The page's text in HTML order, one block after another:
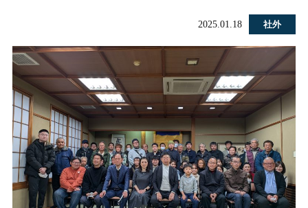
2025.01.18 社外